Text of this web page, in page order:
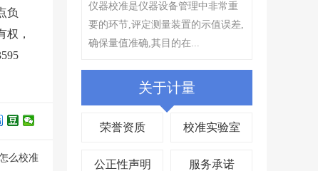
负
权，
么校准
仪器校准是仪器设备管理中非常重
要的环节,评定测量装置的示值误差,
确保量值准确,其目的在...
关于计量
荣誉资质 校准实验室
公正性声明 服务承诺